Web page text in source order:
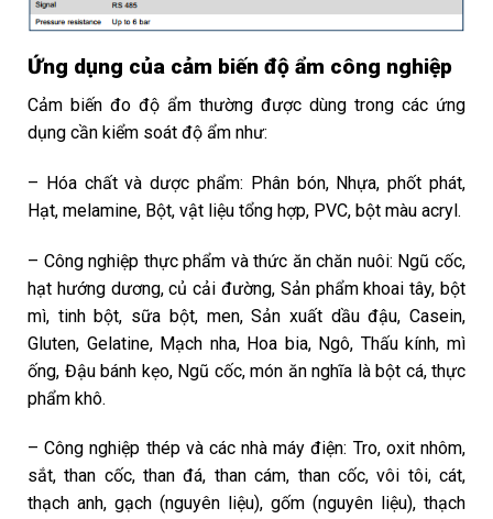
Ứng dụng của cảm biến độ ẩm công nghiệp
Cảm biến đo độ ẩm thường được dùng trong các ứng
dụng cần kiểm soát độ ẩm như:
– Hóa chất và dược phẩm: Phân bón, Nhựa, phốt phát,
Hạt, melamine, Bột, vật liệu tổng hợp, PVC, bột màu acryl.
– Công nghiệp thực phẩm và thức ăn chăn nuôi: Ngũ cốc,
hạt hướng dương, củ cải đường, Sản phẩm khoai tây, bột
mì, tinh bột, sữa bột, men, Sản xuất dầu đậu, Casein,
Gluten, Gelatine, Mạch nha, Hoa bia, Ngô, Thấu kính, mì
ống, Đậu bánh kẹo, Ngũ cốc, món ăn nghĩa là bột cá, thực
phẩm khô.
– Công nghiệp thép và các nhà máy điện: Tro, oxit nhôm,
sắt, than cốc, than đá, than cám, than cốc, vôi tôi, cát,
thạch anh, gạch (nguyên liệu), gốm (nguyên liệu), thạch